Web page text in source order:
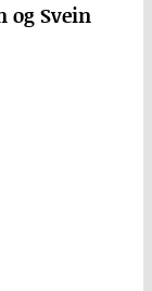
og Svein